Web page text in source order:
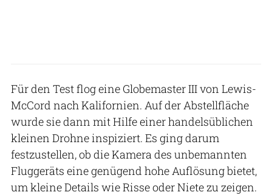
Für den Test flog eine Globemaster III von Lewis-
McCord nach Kalifornien. Auf der Abstellfläche
wurde sie dann mit Hilfe einer handelsüblichen
kleinen Drohne inspiziert. Es ging darum
festzustellen, ob die Kamera des unbemannten
Fluggeräts eine genügend hohe Auflösung bietet,
um kleine Details wie Risse oder Niete zu zeigen.